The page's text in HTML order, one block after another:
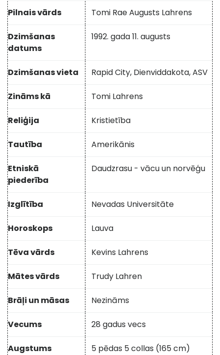
Pilnais vārds Tomi Rae Augusts Lahrens
Dzimšanas
datums
1992. gada 11. augusts
Dzimšanas vieta Rapid City, Dienviddakota, ASV
Zināms kā Tomi Lahrens
Reliģija Kristietība
Tautība Amerikānis
Etniskā
piederība
Daudzrasu - vācu un norvēģu
Izglītība Nevadas Universitāte
Horoskops Lauva
Tēva vārds Kevins Lahrens
Mātes vārds Trudy Lahren
Brāļi un māsas Nezināms
Vecums 28 gadus vecs
Augstums 5 pēdas 5 collas (165 cm)